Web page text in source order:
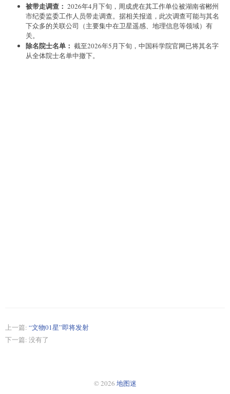
被带走调查： 2026年4月下旬，周成虎在其工作单位被湖南省郴州
市纪委监委工作人员带走调查。据相关报道，此次调查可能与其名
下众多的关联公司（主要集中在卫星遥感、地理信息等领域）有
关。
除名院士名单： 截至2026年5月下旬，中国科学院官网已将其名字
从全体院士名单中撤下。
上一篇: “文物01星”即将发射
下一篇: 没有了
© 2026 地图迷